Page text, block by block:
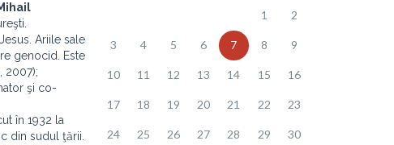
Ariile sale
genocid. Este
2007);
şi co-
în 1932 la
din sudul ţării.
1 2
3 4 5 6 7 8 9
10 11 12 13 14 15 16
17 18 19 20 21 22 23
24 25 26 27 28 29 30